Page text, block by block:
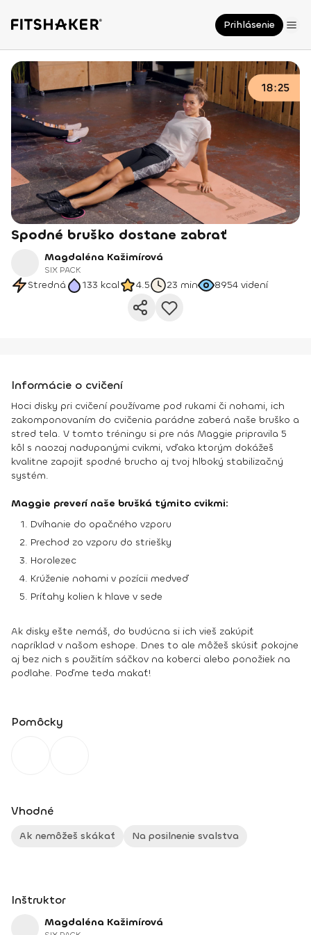
Prihlásenie
Spodné bruško dostane zabrať
Magdaléna Kažimírová
SIX PACK
Stredná 133 kcal 4.5 23 min 8954 videní
Informácie o cvičení
Hoci disky pri cvičení používame pod rukami či nohami, ich
zakomponovaním do cvičenia parádne zaberá naše bruško a
stred tela. V tomto tréningu si pre nás Maggie pripravila 5
kôl s naozaj nadupanými cvikmi, vďaka ktorým dokážeš
kvalitne zapojiť spodné brucho aj tvoj hlboký stabilizačný
systém.
Maggie preverí naše brušká týmito cvikmi:
Dvíhanie do opačného vzporu
Prechod zo vzporu do striešky
Horolezec
Krúženie nohami v pozícii medveď
Príťahy kolien k hlave v sede
Ak disky ešte nemáš, do budúcna si ich vieš zakúpiť
napríklad v našom eshope. Dnes to ale môžeš skúsiť pokojne
aj bez nich s použitím sáčkov na koberci alebo ponožiek na
podlahe. Poďme teda makať!
Pomôcky
Vhodné
Ak nemôžeš skákať Na posilnenie svalstva
Inštruktor
Magdaléna Kažimírová